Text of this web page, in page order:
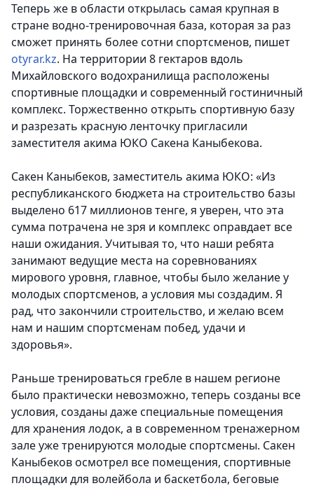
Теперь же в области открылась самая крупная в
стране водно-тренировочная база, которая за раз
сможет принять более сотни спортсменов, пишет
otyrar.kz. На территории 8 гектаров вдоль
Михайловского водохранилища расположены
спортивные площадки и современный гостиничный
комплекс. Торжественно открыть спортивную базу
и разрезать красную ленточку пригласили
заместителя акима ЮКО Сакена Каныбекова.
Сакен Каныбеков, заместитель акима ЮКО: «Из
республиканского бюджета на строительство базы
выделено 617 миллионов тенге, я уверен, что эта
сумма потрачена не зря и комплекс оправдает все
наши ожидания. Учитывая то, что наши ребята
занимают ведущие места на соревнованиях
мирового уровня, главное, чтобы было желание у
молодых спортсменов, а условия мы создадим. Я
рад, что закончили строительство, и желаю всем
нам и нашим спортсменам побед, удачи и
здоровья».
Раньше тренироваться гребле в нашем регионе
было практически невозможно, теперь созданы все
условия, созданы даже специальные помещения
для хранения лодок, а в современном тренажерном
зале уже тренируются молодые спортсмены. Сакен
Каныбеков осмотрел все помещения, спортивные
площадки для волейбола и баскетбола, беговые